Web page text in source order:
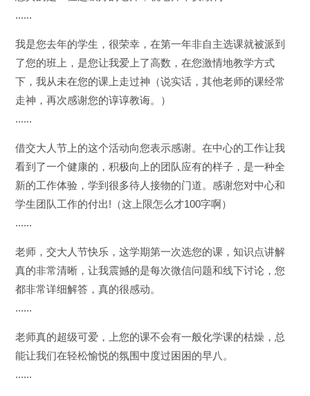
......
我是您去年的学生，很荣幸，在第一年非自主选课就被派到
了您的班上，是您让我爱上了高数，在您激情地教学方式
下，我从未在您的课上走过神（说实话，其他老师的课经常
走神，再次感谢您的谆谆教诲。）
......
借交大人节上的这个活动向您表示感谢。在中心的工作让我
看到了一个健康的，积极向上的团队应有的样子，是一种全
新的工作体验，学到很多待人接物的门道。感谢您对中心和
学生团队工作的付出!（这上限怎么才100字啊）
......
老师，交大人节快乐，这学期第一次选您的课，知识点讲解
真的非常清晰，让我震撼的是每次微信问题和线下讨论，您
都非常详细解答，真的很感动。
......
老师真的超级可爱，上您的课不会有一般化学课的枯燥，总
能让我们在轻松愉悦的氛围中度过困困的早八。
......